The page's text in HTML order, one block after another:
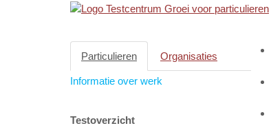
Particulieren Organisaties
Informatie over werk
Testoverzicht